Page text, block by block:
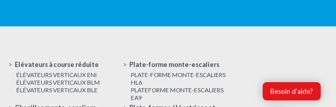
Elévateurs à course réduite
ÉLÉVATEURS VERTICAUX ENI
ÉLÉVATEURS VERTICAUX BLM
ÉLÉVATEURS VERTICAUX BLE
Plate-forme monte-escaliers
PLATE-FORME MONTE-ESCALIERS
HL6
PLATEFORME MONTE-ESCALIERS
EA9
Besoin d'aide?